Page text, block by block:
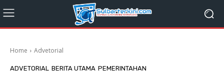
Home Advetorial
ADVETORIAL BERITA UTAMA PEMERINTAHAN